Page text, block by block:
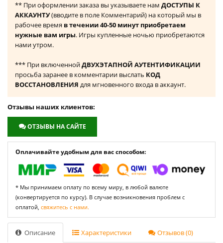
** При оформлении заказа вы указываете нам ДОСТУПЫ К
АККАУНТУ(вводите в поле Комментарий) на который мы в
рабочее время в течении 40-50 минут приобретаем
нужные вам игры. Игры купленные ночью приобретаются
нами утром.
*** При включеннойДВУХЭТАПНОЙ АУТЕНТИФИКАЦИИ
просьба заранее в комментарии выслать КОД
ВОССТАНОВЛЕНИЯ для мгновенного входа в аккаунт.
Отзывы наших клиентов:
ОТЗЫВЫ НА САЙТЕ
Оплачивайте удобным для вас способом:
* Мы принимаем оплату по всему миру, в любой валюте
(конвертируется по курсу). В случае возникновения проблем с
оплатой, свяжитесь с нами.
Описание Характеристики Отзывов (0)